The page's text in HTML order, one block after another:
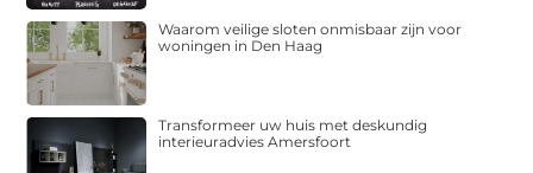
Waarom veilige sloten onmisbaar zijn voor
woningen in Den Haag
Transformeer uw huis met deskundig
interieuradvies Amersfoort